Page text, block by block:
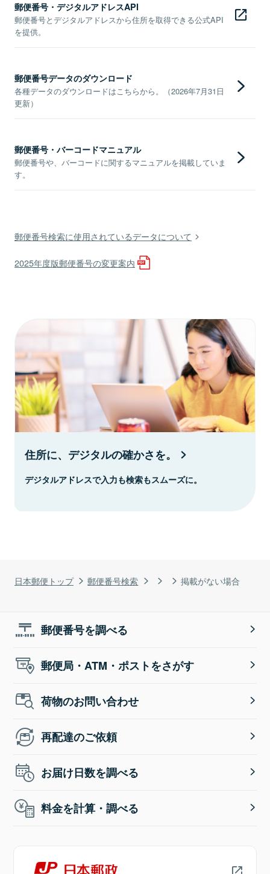
日本郵便トップ 郵便番号検索 掲載がない場合
郵便番号・デジタルアドレスAPI
郵便番号とデジタルアドレスから住所を取得できる公式API
を提供。
郵便番号データのダウンロード
各種データのダウンロードはこちらから。（2026年7月31日
更新）
郵便番号・バーコードマニュアル
郵便番号や、バーコードに関するマニュアルを掲載していま
す。
郵便番号検索に使用されているデータについて
2025年度版郵便番号の変更案内
住所に、デジタルの確かさを。
デジタルアドレスで入力も検索もスムーズに。
郵便番号を調べる
郵便局・ATM・ポストをさがす
荷物のお問い合わせ
再配達のご依頼
お届け日数を調べる
料金を計算・調べる